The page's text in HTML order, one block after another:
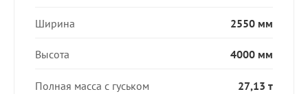
Ширина 2550 мм
Высота 4000 мм
Полная масса с гуськом 27,13 т